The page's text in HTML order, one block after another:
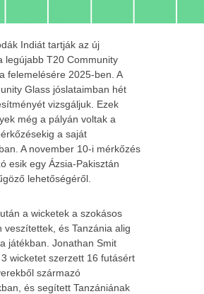
Indiát tartják az új
legújabb T20 Community
felemelésére 2025-ben. A
Glass jóslataimban hét
vizsgáljuk. Ezek
még a pályán voltak a
a saját
A november 10-i mérkőzés
esik egy Ázsia-Pakisztán
lehetőségéről.
a wicketek a szokásos
veszítettek, és Tanzánia alig
játékban. Jonathan Smit
wicketet szerzett 16 futásért
származó
és segített Tanzániának